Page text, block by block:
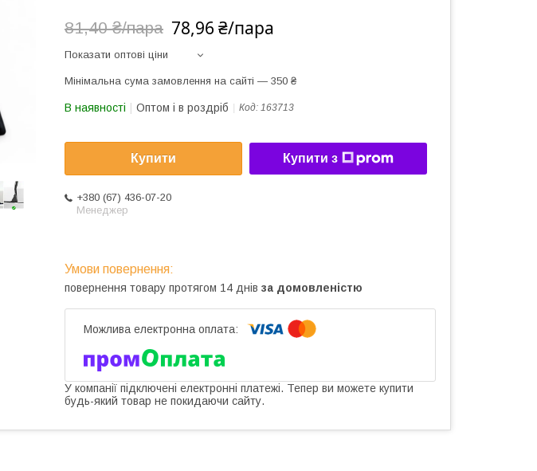
81,40 ₴/пара 78,96 ₴/пара
Показати оптові ціни
Мінімальна сума замовлення на сайті — 350 ₴
В наявності Оптом і в роздріб Код: 163713
Купити Купити з
+380 (67) 436-07-20
Менеджер
повернення товару протягом 14 днів за домовленістю
У компанії підключені електронні платежі. Тепер ви можете купити
будь-який товар не покидаючи сайту.